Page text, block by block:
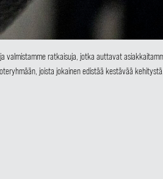
valmistamme ratkaisuja, jotka auttavat
joista jokainen edistää kestävää kehitystä.